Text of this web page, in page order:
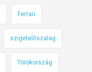
Ferrari
szigetelőszalag
Törökország